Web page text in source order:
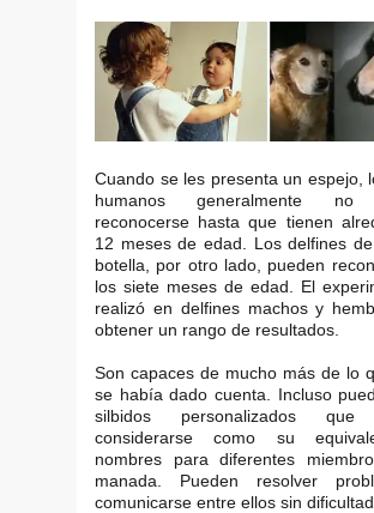
Cuando se les presenta un espejo,
humanos generalmente no
reconocerse hasta que tienen
12 meses de edad. Los delfines
botella, por otro lado, pueden
los siete meses de edad. El
realizó en delfines machos y
obtener un rango de resultados.
Son capaces de mucho más de lo
se había dado cuenta. Incluso
silbidos personalizados que
considerarse como su
nombres para diferentes
manada. Pueden resolver
comunicarse entre ellos sin dificultad